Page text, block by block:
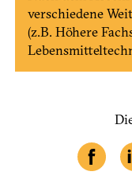
verschiedene
(z.B. Höhere